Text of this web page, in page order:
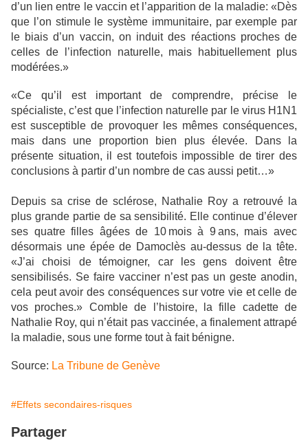
d’un lien entre le vaccin et l’apparition de la maladie: «Dès
que l’on stimule le système immunitaire, par exemple par
le biais d’un vaccin, on induit des réactions proches de
celles de l’infection naturelle, mais habituellement plus
modérées.»
«Ce qu’il est important de comprendre, précise le
spécialiste, c’est que l’infection naturelle par le virus H1N1
est susceptible de provoquer les mêmes conséquences,
mais dans une proportion bien plus élevée. Dans la
présente situation, il est toutefois impossible de tirer des
conclusions à partir d’un nombre de cas aussi petit…»
Depuis sa crise de sclérose, Nathalie Roy a retrouvé la
plus grande partie de sa sensibilité. Elle continue d’élever
ses quatre filles âgées de 10 mois à 9 ans, mais avec
désormais une épée de Damoclès au-dessus de la tête.
«J’ai choisi de témoigner, car les gens doivent être
sensibilisés. Se faire vacciner n’est pas un geste anodin,
cela peut avoir des conséquences sur votre vie et celle de
vos proches.» Comble de l’histoire, la fille cadette de
Nathalie Roy, qui n’était pas vaccinée, a finalement attrapé
la maladie, sous une forme tout à fait bénigne.
Source: La Tribune de Genève
#Effets secondaires-risques
Partager